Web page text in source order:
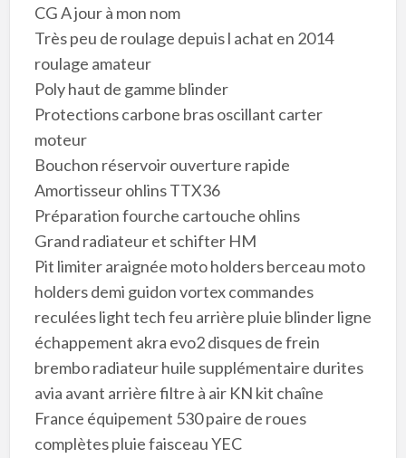
CG A jour à mon nom
Très peu de roulage depuis l achat en 2014
roulage amateur
Poly haut de gamme blinder
Protections carbone bras oscillant carter
moteur
Bouchon réservoir ouverture rapide
Amortisseur ohlins TTX36
Préparation fourche cartouche ohlins
Grand radiateur et schifter HM
Pit limiter araignée moto holders berceau moto
holders demi guidon vortex commandes
reculées light tech feu arrière pluie blinder ligne
échappement akra evo2 disques de frein
brembo radiateur huile supplémentaire durites
avia avant arrière filtre à air KN kit chaîne
France équipement 530 paire de roues
complètes pluie faisceau YEC